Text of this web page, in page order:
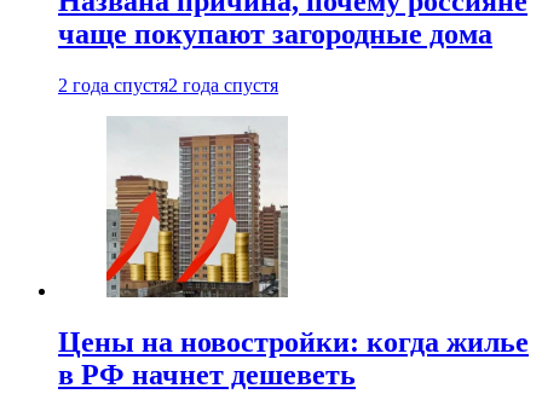
чаще покупают загородные дома
2 года спустя2 года спустя
Цены на новостройки: когда жилье
в РФ начнет дешеветь